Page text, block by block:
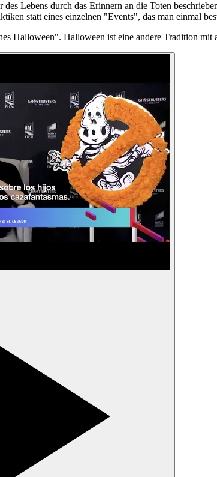
Lebens durch das Erinnern an die Toten
statt eines einzelnen "Events", das man einmal
Halloween". Halloween ist eine andere Tradition